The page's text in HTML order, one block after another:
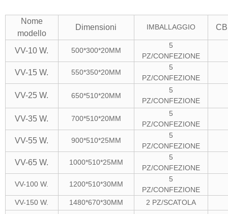
Nome
modello
Dimensioni IMBALLAGGIO
VV-10 W. 500*300*20MM
5
PZ/CONFEZIONE
VV-15 W. 550*350*20MM
5
PZ/CONFEZIONE
VV-25 W. 650*510*20MM
5
PZ/CONFEZIONE
VV-35 W. 700*510*20MM
5
PZ/CONFEZIONE
VV-55 W. 900*510*25MM
5
PZ/CONFEZIONE
VV-65 W. 1000*510*25MM
5
PZ/CONFEZIONE
VV-100 W.
1200*510*30MM
5
PZ/CONFEZIONE
VV-150 W.
1480*670*30MM
2 PZ/SCATOLA